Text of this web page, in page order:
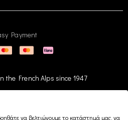
Payment
the French Alps since 1947
να βελτιώνουμε το κατάστημά μας, να